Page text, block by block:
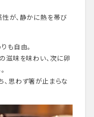
が、静かに熱を帯び
も自由。
滋味を味わい、次に卵
思わず箸が止まらな